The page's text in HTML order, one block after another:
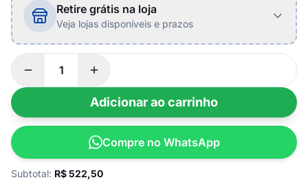
Retire grátis na loja
Veja lojas disponíveis e prazos
Adicionar ao carrinho
Compre no WhatsApp
Subtotal: R$522,50